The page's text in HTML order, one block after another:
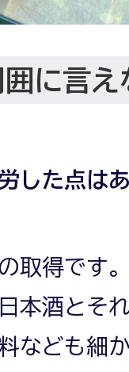
に言え
した点は
取得です
本酒とそ
なども細